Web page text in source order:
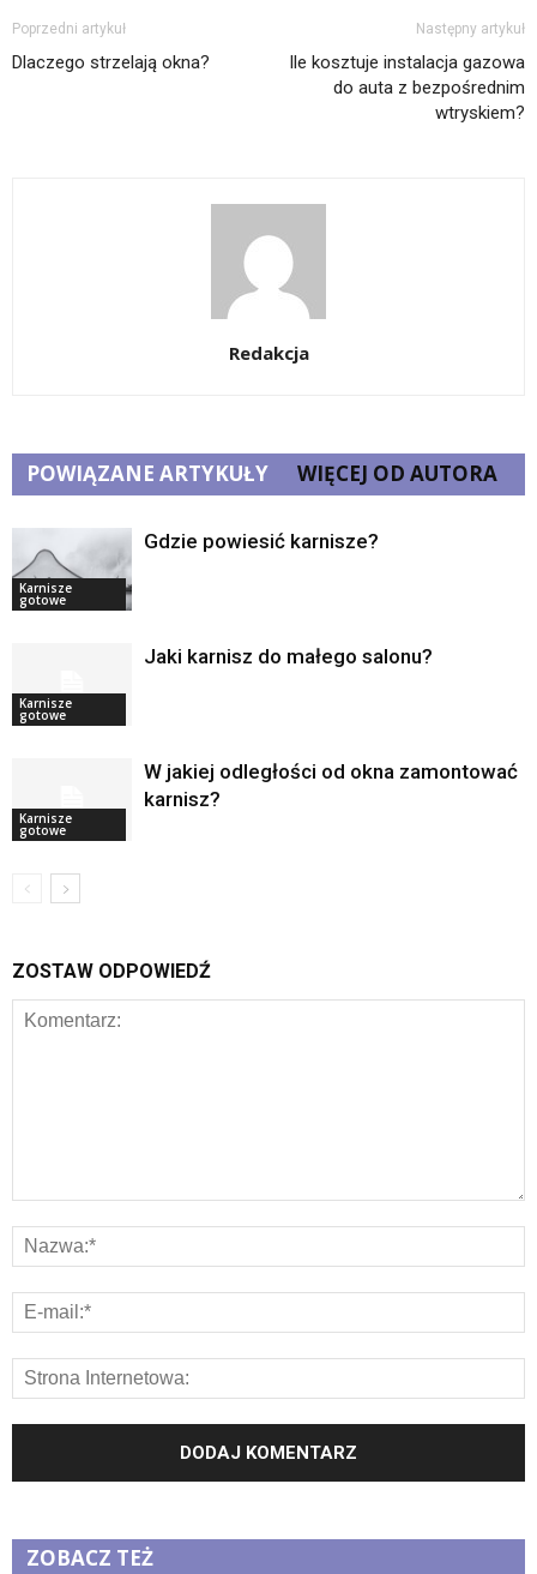
Poprzedni artykuł
Dlaczego strzelają okna?
Następny artykuł
Ile kosztuje instalacja gazowa
do auta z bezpośrednim
wtryskiem?
Redakcja
POWIĄZANE ARTYKUŁY WIĘCEJ OD AUTORA
Karnisze
gotowe
Gdzie powiesić karnisze?
Karnisze
gotowe
Jaki karnisz do małego salonu?
Karnisze
gotowe
W jakiej odległości od okna zamontować
karnisz?
ZOSTAW ODPOWIEDŹ
ZOBACZ TEŻ